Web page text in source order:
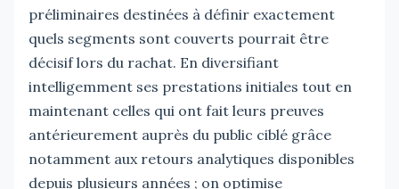
préliminaires destinées à définir exactement
quels segments sont couverts pourrait être
décisif lors du rachat. En diversifiant
intelligemment ses prestations initiales tout en
maintenant celles qui ont fait leurs preuves
antérieurement auprès du public ciblé grâce
notamment aux retours analytiques disponibles
depuis plusieurs années ; on optimise